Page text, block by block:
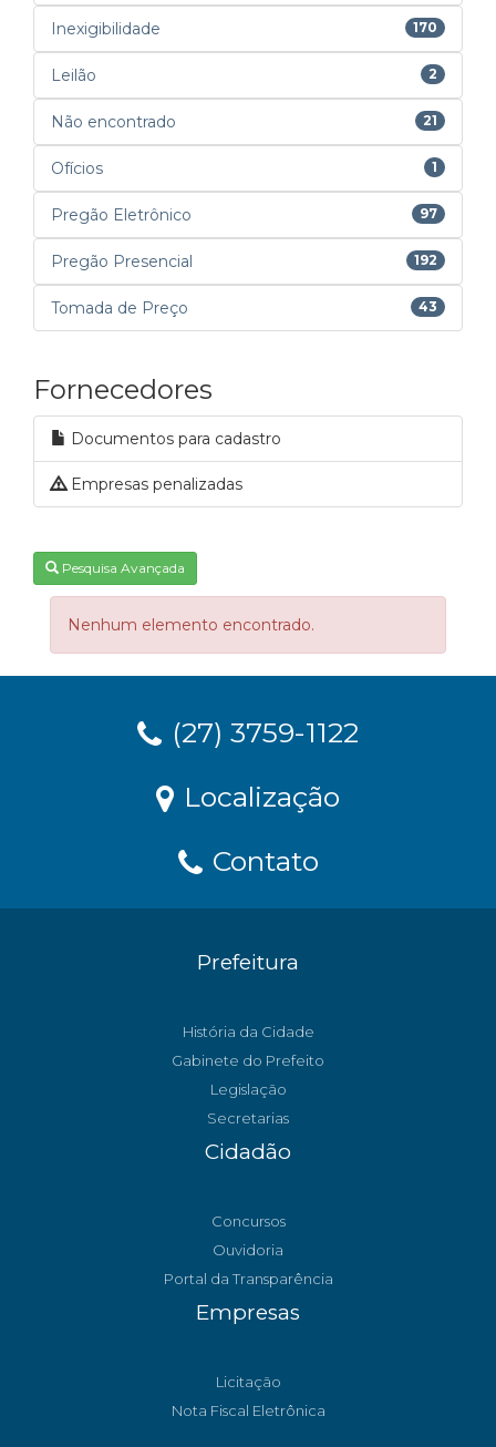
Inexigibilidade 170
Leilão 2
Não encontrado 21
Ofícios 1
Pregão Eletrônico 97
Pregão Presencial 192
Tomada de Preço 43
Fornecedores
Documentos para cadastro
Empresas penalizadas
Pesquisa Avançada
Nenhum elemento encontrado.
(27) 3759-1122
Localização
Contato
Prefeitura
História da Cidade
Gabinete do Prefeito
Legislação
Secretarias
Cidadão
Concursos
Ouvidoria
Portal da Transparência
Empresas
Licitação
Nota Fiscal Eletrônica